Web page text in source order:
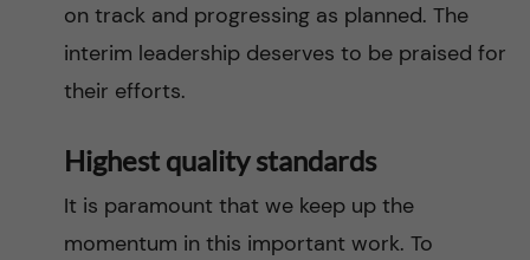
on track and progressing as planned. The
interim leadership deserves to be praised for
their efforts.
Highest quality standards
It is paramount that we keep up the
momentum in this important work. To